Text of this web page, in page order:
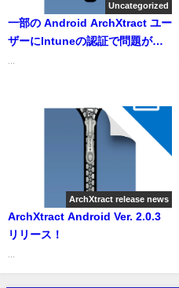
Uncategorized
一部の Android ArchXtract ユー
ザーにIntuneの認証で問題が発
ArchXtract release news
ArchXtract Android Ver. 2.0.3
リリース！